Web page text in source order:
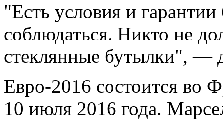
"Есть условия и
соблюдаться. Никто не
стеклянные бутылки", —
Евро-2016 состоится во
10 июля 2016 года.